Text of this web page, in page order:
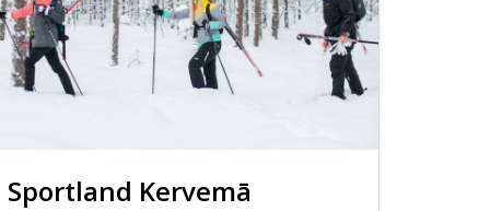
Sportland Kervemā